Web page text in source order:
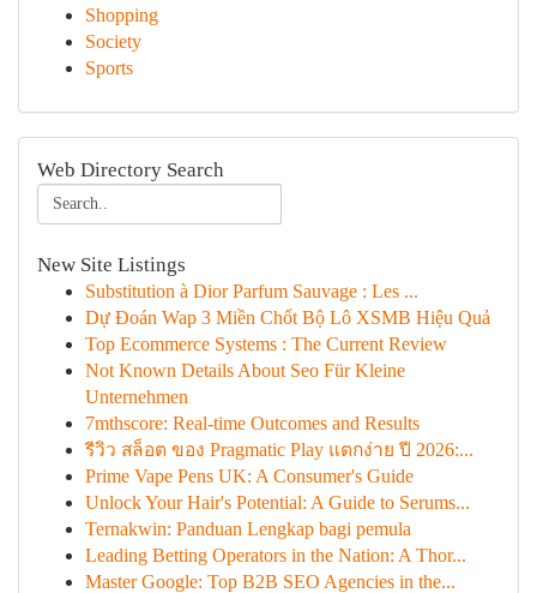
Shopping
Society
Sports
Web Directory Search
New Site Listings
Substitution à Dior Parfum Sauvage : Les ...
Dự Đoán Wap 3 Miền Chốt Bộ Lô XSMB Hiệu Quả
Top Ecommerce Systems : The Current Review
Not Known Details About Seo Für Kleine
Unternehmen
7mthscore: Real-time Outcomes and Results
รีวิว สล็อต ของ Pragmatic Play แตกง่าย ปี 2026:...
Prime Vape Pens UK: A Consumer's Guide
Unlock Your Hair's Potential: A Guide to Serums...
Ternakwin: Panduan Lengkap bagi pemula
Leading Betting Operators in the Nation: A Thor...
Master Google: Top B2B SEO Agencies in the...